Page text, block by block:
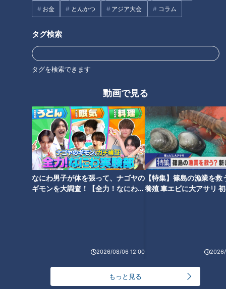
お金 とんかつ アジア大会 コラム
タグ検索
タグを検索できます
動画で見る
なにわ男子が体を張って、ナゴヤの
ギモンを大調査！【全力！なにわ実
2026/08/06 12:00
【特集】篠島の漁業を救
養殖 車エビに大アサリ
もっと見る
横浜市のバスの終点にある行き
止まりのトンネルの謎 行き場
がないのにトンネルが造られた
公園での花火やバーベキュー、
グルメ おでかけ 副島淳